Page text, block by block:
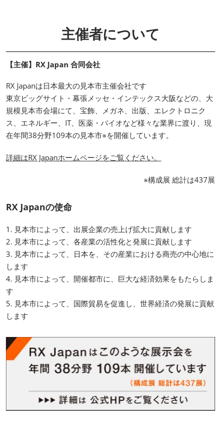
主催者について
【主催】RX Japan 合同会社
RX Japanは日本最大の見本市主催会社です
東京ビッグサイト・幕張メッセ・インテックス大阪などの、大
規模見本市会場にて、宝飾、メガネ、出版、エレクトロニク
ス、エネルギー、IT、医薬・バイオなど様々な業界に渡り、現
在年間38分野109本の見本市※を開催しています。
詳細はRX Japanホームページをご覧ください。
※構成展 総計は437展
RX Japanの使命
1. 見本市によって、出展企業の売上げ拡大に貢献します
2. 見本市によって、各産業の活性化と発展に貢献します
3. 見本市によって、日本を、その産業における商売の中心地に
します
4. 見本市によって、開催都市に、巨大な経済効果をもたらしま
す
5. 見本市によって、国際貿易を促進し、世界経済の発展に貢献
します